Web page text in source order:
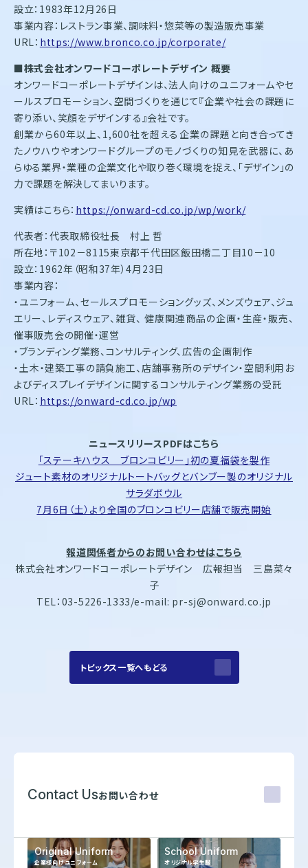
設立：1983年12月26日
事業内容：レストラン事業、調味料・惣菜等の製造販売事業
URL： https://www.bronco.co.jp/corporate/
■株式会社オンワードコーポレートデザイン 概要
オンワードコーポレートデザインは、法人向けのユニフォームやセ
ールスプロモーション、空間づくりを通じて『企業や社会の課題に
寄り添い、笑顔をデザインする』会社です。
創業から60年以上、1,600社を超える企業の課題と向き合ってき
たノウハウやオンワードグループのモノづくりの知見を武器に、あ
らゆる業界・業種の企業文化や取り巻く環境を捉え、「デザイン」の
力で課題を解決してまいります。
実績はこちら： https://onward-cd.co.jp/wp/work/
代表者：代表取締役社長 村上 哲
所在地：〒102－8115東京都千代田区飯田橋二丁目10－10
設立：1962年（昭和37年）4月23日
事業内容：
・ユニフォーム、セールスプロモーショングッズ、メンズウェア、ジュ
エリー、レディスウェア、雑貨、 健康関連商品の企画・生産・販売、
催事販売会の開催・運営
・ブランディング業務、コンサルティング、広告の企画制作
・土木・建築工事の請負施工、店舗事務所のデザイン・空間利用お
よびディスプレイデザインに関するコンサルティング業務の受託
URL： https://onward-cd.co.jp/wp
ニュースリリースPDFはこちら
「ステーキハウス ブロンコビリー」初の夏福袋を製作
ジュート素材のオリジナルトートバッグとバンブー製のオリジナル
サラダボウル
7月6日（土）より全国のブロンコビリー店舗で販売開始
報道関係者からのお問い合わせはこちら
株式会社オンワードコーポレートデザイン 広報担当 三島菜々
子
TEL：03-5226-1333/e-mail: pr-sj@onward.co.jp
トピックス一覧へもどる
Contact Usお問い合わせ
Original Uniform
企業様向けユニフォーム
School Uniform
オリジナル学生服